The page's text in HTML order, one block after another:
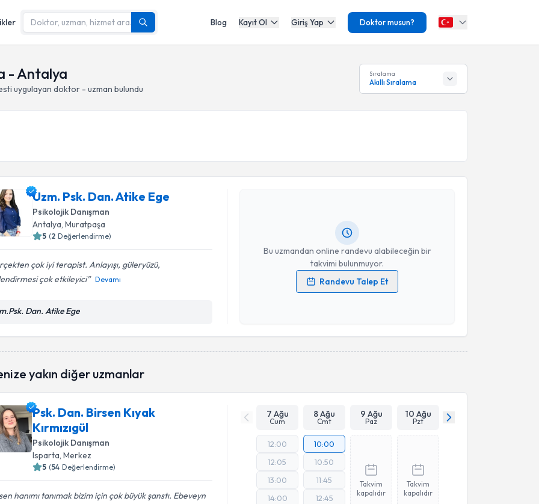
Blog Kayıt Ol Giriş Yap Doktor musun?
- Antalya
uygulayan doktor - uzman bulundu
Sıralama
Akıllı Sıralama
Uzm. Psk. Dan. Atike Ege
Psikolojik Danışman
Antalya, Muratpaşa
5 (2 Değerlendirme)
çok iyi terapist. Anlayışı, güleryüzü,
çok etkileyici
Devamı
Dan. Atike Ege
Bu uzmandan online randevu alabileceğin bir
takvimi bulunmuyor.
Randevu Talep Et
Kişisel verilerimin işlenmesine ilişkinAydınlatma Metni
Takvim Talebini Gönder
yakın diğer uzmanlar
Psk. Dan. Birsen Kıyak
Kırmızıgül
Psikolojik Danışman
Isparta, Merkez
5 (54 Değerlendirme)
hanımı tanımak bizim için çok büyük şanstı. Ebeveyn
7 Ağu
Cum
8 Ağu
Cmt
9 Ağu
Paz
10 Ağu
Pzt
12:00
12:05
13:00
14:00
10:00
10:50
11:45
12:45
Takvim
kapalıdır
Takvim
kapalıdır